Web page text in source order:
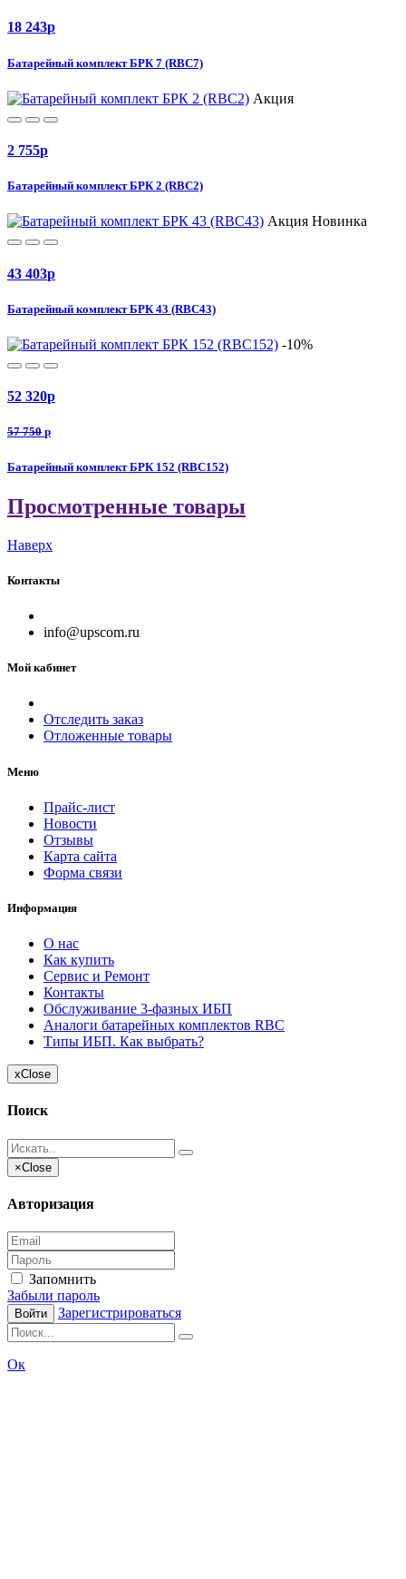
18 243p
Батарейный комплект БРК 7 (RBC7)
Акция
2 755p
Батарейный комплект БРК 2 (RBC2)
Акция Новинка
43 403p
Батарейный комплект БРК 43 (RBC43)
-10%
52 320p
57 750 p
Батарейный комплект БРК 152 (RBC152)
Просмотренные товары
Наверх
Контакты
info@upscom.ru
Мой кабинет
Отследить заказ
Отложенные товары
Меню
Прайс-лист
Новости
Отзывы
Карта сайта
Форма связи
Информация
О нас
Как купить
Сервис и Ремонт
Контакты
Обслуживание 3-фазных ИБП
Аналоги батарейных комплектов RBC
Типы ИБП. Как выбрать?
xClose
Поиск
×Close
Авторизация
Запомнить
Забыли пароль
Войти Зарегистрироваться
Ок